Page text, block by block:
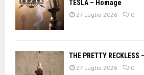
TESLA – Homage
27 Luglio 2026 0
THE PRETTY RECKLESS
27 Luglio 2026 0